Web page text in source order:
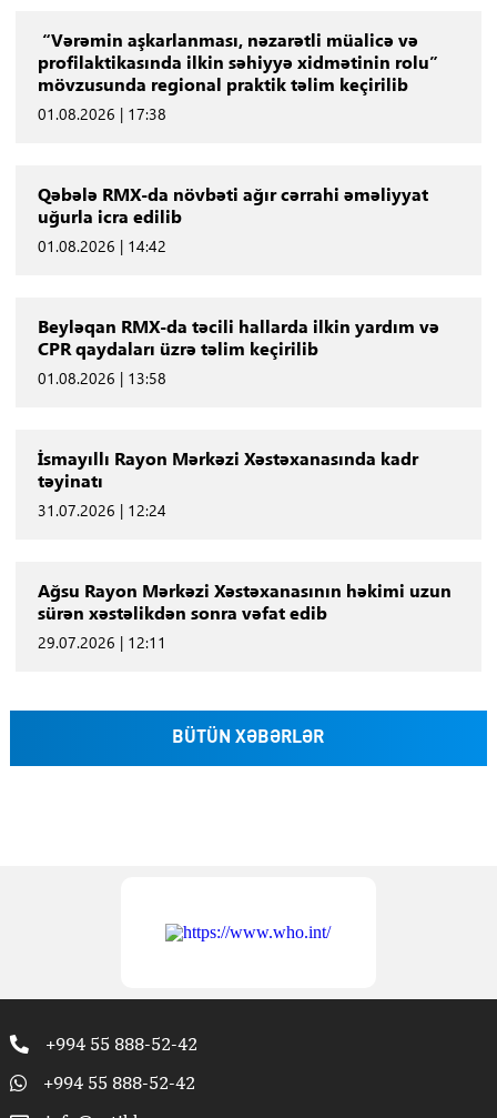
“Vərəmin aşkarlanması, nəzarətli müalicə və
profilaktikasında ilkin səhiyyə xidmətinin rolu”
mövzusunda regional praktik təlim keçirilib
01.08.2026 | 17:38
Qəbələ RMX-da növbəti ağır cərrahi əməliyyat
uğurla icra edilib
01.08.2026 | 14:42
Beyləqan RMX-da təcili hallarda ilkin yardım və
CPR qaydaları üzrə təlim keçirilib
01.08.2026 | 13:58
İsmayıllı Rayon Mərkəzi Xəstəxanasında kadr
təyinatı
31.07.2026 | 12:24
Ağsu Rayon Mərkəzi Xəstəxanasının həkimi uzun
sürən xəstəlikdən sonra vəfat edib
29.07.2026 | 12:11
BÜTÜN XƏBƏRLƏR
+994 55 888-52-42
+994 55 888-52-42